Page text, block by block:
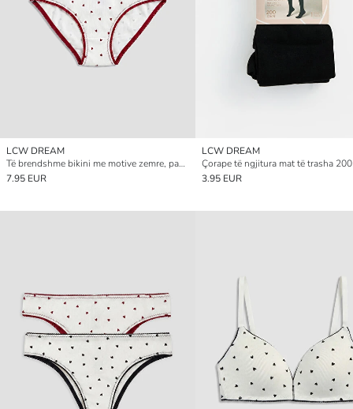
LCW DREAM
Të brendshme bikini me motive zemre, paketë me 2 copë për gra
7.95 EUR
LCW DREAM
3.95 EUR